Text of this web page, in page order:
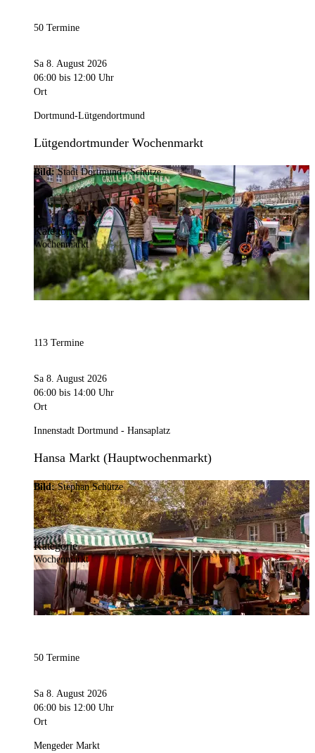
50 Termine
Sa 8. August 2026
06:00 bis 12:00 Uhr
Ort
Dortmund-Lütgendortmund
Lütgendortmunder Wochenmarkt
Bild:Stadt Dortmund / Schütze
Kategorie
Wochenmarkt
113 Termine
Sa 8. August 2026
06:00 bis 14:00 Uhr
Ort
Innenstadt Dortmund - Hansaplatz
Hansa Markt (Hauptwochenmarkt)
Bild:Stephan Schütze
Kategorie
Wochenmarkt
50 Termine
Sa 8. August 2026
06:00 bis 12:00 Uhr
Ort
Mengeder Markt